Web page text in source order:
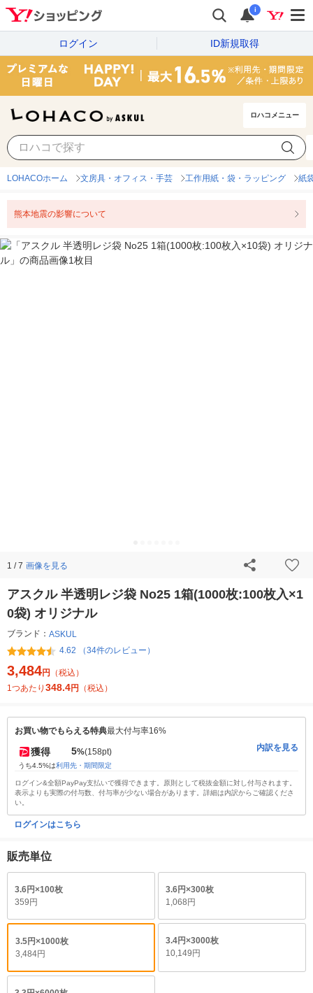
i
ログイン ID新規取得
ロハコメニュー
LOHACOホーム 文房具・オフィス・手芸 工作用紙・袋・ラッピング 紙
熊本地震の影響について
1 / 7 画像を見る
アスクル 半透明レジ袋 No25 1箱(1000枚:100枚入×1
0袋) オリジナル
ブランド： ASKUL
4.62 （34件のレビュー）
3,484円
（税込）
1つあたり 348.4円 （税込）
お買い物でもらえる特典最大付与率16%
獲得 5%(158pt)
うち4.5%は利用先・期間限定
内訳を見る
ログイン&全額PayPay支払いで獲得できます。原則として税抜金額に対し付与されます。
表示よりも実際の付与数、付与率が少ない場合があります。詳細は内訳からご確認くださ
い。
ログインはこちら
販売単位
3.6円×100枚
359円
3.6円×300枚
1,068円
3.5円×1000枚
3,484円
3.4円×3000枚
10,149円